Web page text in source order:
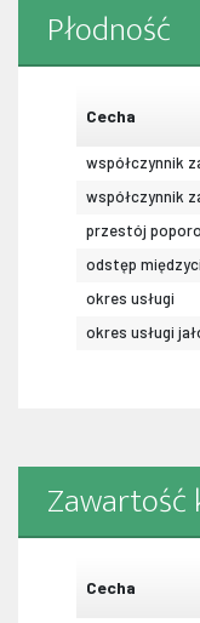
Płodność
Cecha
współczynnik
współczynnik
przestój
odstęp
okres usługi
okres usługi
Zawartość
Cecha